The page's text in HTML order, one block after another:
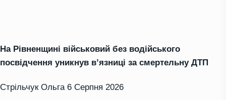
На Рівненщині військовий без водійського
посвідчення уникнув в’язниці за смертельну ДТП
Стрільчук Ольга 6 Серпня 2026